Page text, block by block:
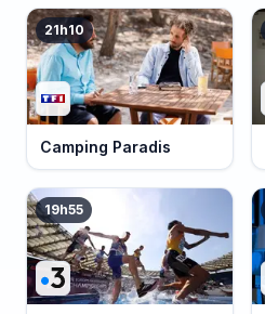
21h10
Camping Paradis
19h55